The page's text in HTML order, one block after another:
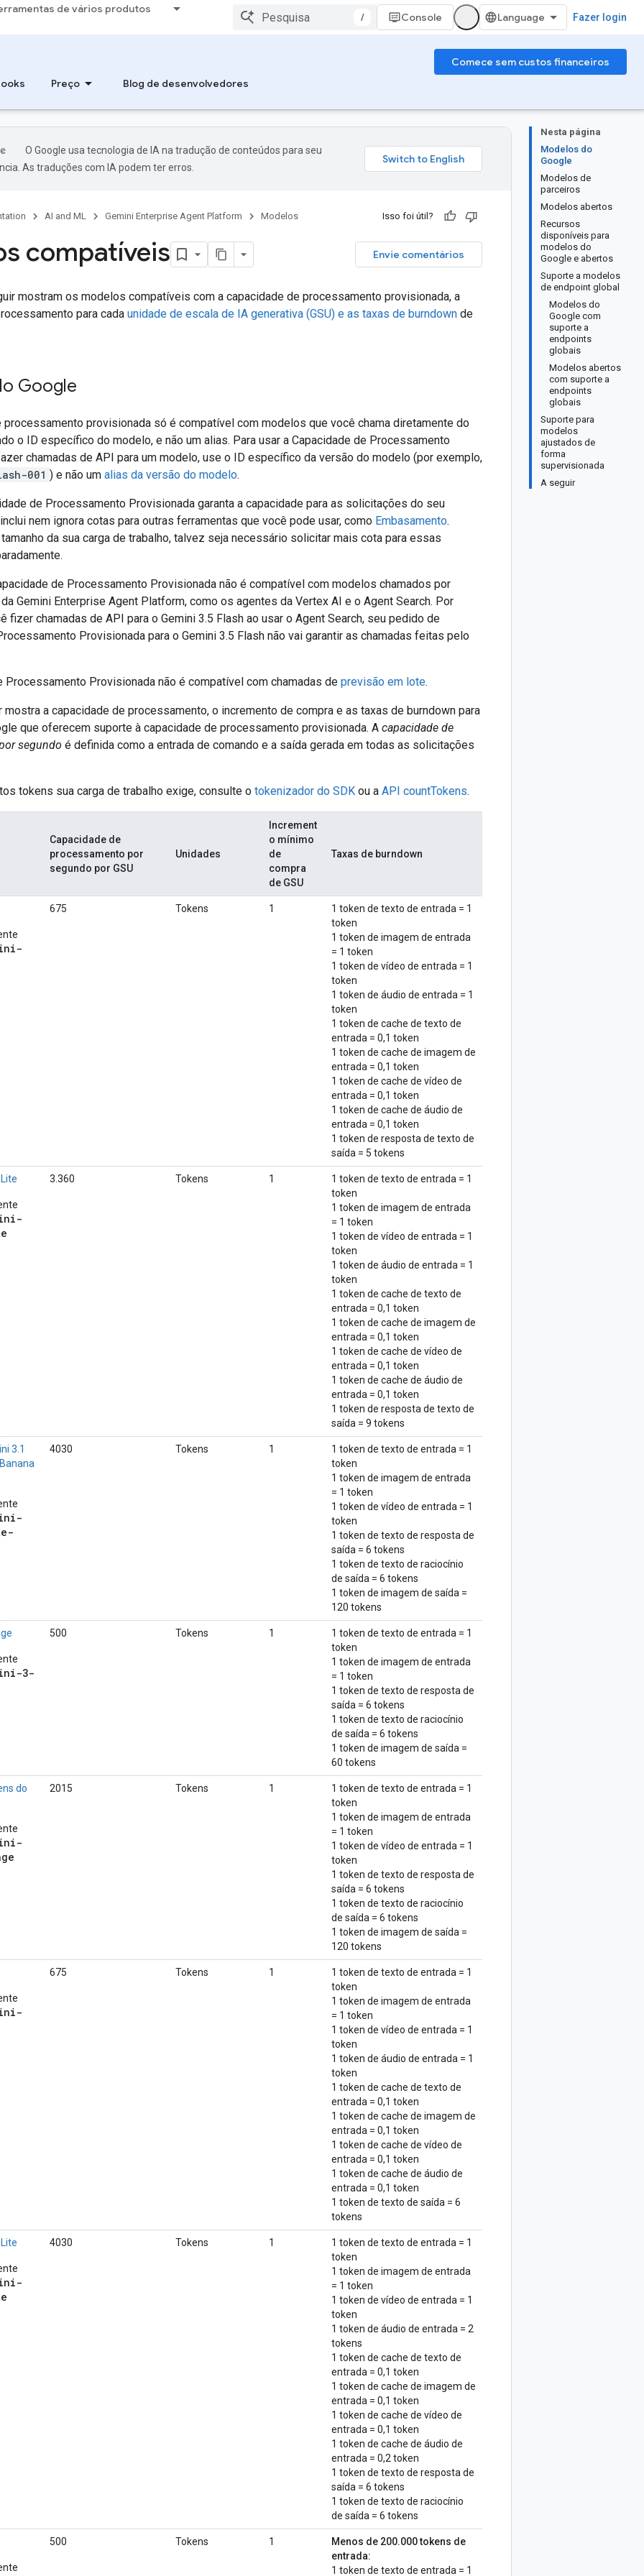
de vários produtos
/ Console Fazer login
Comece sem custos financeiros
Preço Blog de desenvolvedores
Nesta página
Modelos do
Google
Modelos de
parceiros
Modelos abertos
Recursos
disponíveis para
modelos do
Google e abertos
Suporte a modelos
de endpoint global
Modelos do
Google com
suporte a
endpoints
globais
Modelos abertos
com suporte a
endpoints
globais
Suporte para
modelos
ajustados de
forma
supervisionada
A seguir
O Google usa tecnologia de IA na tradução de conteúdos para seu
As traduções com IA podem ter erros.
AI and ML Gemini Enterprise Agent Platform Modelos Isso foi útil?
Envie comentários
compatíveis
mostram os modelos compatíveis com a capacidade de processamento provisionada, a
para cada unidade de escala de IA generativa (GSU) e as taxas de burndown de
Google
processamento provisionada só é compatível com modelos que você chama diretamente do
o ID específico do modelo, e não um alias. Para usar a Capacidade de Processamento
chamadas de API para um modelo, use o ID específico da versão do modelo (por exemplo,
001 ) e não um alias da versão do modelo.
de Processamento Provisionada garanta a capacidade para as solicitações do seu
nem ignora cotas para outras ferramentas que você pode usar, como Embasamento.
da sua carga de trabalho, talvez seja necessário solicitar mais cota para essas
de Processamento Provisionada não é compatível com modelos chamados por
Gemini Enterprise Agent Platform, como os agentes da Vertex AI e o Agent Search. Por
fizer chamadas de API para o Gemini 3.5 Flash ao usar o Agent Search, seu pedido de
Provisionada para o Gemini 3.5 Flash não vai garantir as chamadas feitas pelo
Processamento Provisionada não é compatível com chamadas de previsão em lote.
mostra a capacidade de processamento, o incremento de compra e as taxas de burndown para
que oferecem suporte à capacidade de processamento provisionada. A capacidade de
segundo é definida como a entrada de comando e a saída gerada em todas as solicitações
tokens sua carga de trabalho exige, consulte o tokenizador do SDK ou a API countTokens.
Capacidade de
processamento por
segundo por GSU
Unidades
Increment
o mínimo
de
compra
de GSU
Taxas de burndown
675 Tokens 1
1 token de texto de entrada = 1
token
1 token de imagem de entrada
= 1 token
1 token de vídeo de entrada = 1
token
1 token de áudio de entrada = 1
token
1 token de cache de texto de
entrada = 0,1 token
1 token de cache de imagem de
entrada = 0,1 token
1 token de cache de vídeo de
entrada = 0,1 token
1 token de cache de áudio de
entrada = 0,1 token
1 token de resposta de texto de
saída = 5 tokens
3.360 Tokens 1
1 token de texto de entrada = 1
token
1 token de imagem de entrada
= 1 token
1 token de vídeo de entrada = 1
token
1 token de áudio de entrada = 1
token
1 token de cache de texto de
entrada = 0,1 token
1 token de cache de imagem de
entrada = 0,1 token
1 token de cache de vídeo de
entrada = 0,1 token
1 token de cache de áudio de
entrada = 0,1 token
1 token de resposta de texto de
saída = 9 tokens
3.1
4030 Tokens 1
1 token de texto de entrada = 1
token
1 token de imagem de entrada
= 1 token
1 token de vídeo de entrada = 1
token
1 token de texto de resposta de
saída = 6 tokens
1 token de texto de raciocínio
de saída = 6 tokens
1 token de imagem de saída =
120 tokens
3-
500 Tokens 1
1 token de texto de entrada = 1
token
1 token de imagem de entrada
= 1 token
1 token de texto de resposta de
saída = 6 tokens
1 token de texto de raciocínio
de saída = 6 tokens
1 token de imagem de saída =
60 tokens
do 2015 Tokens 1
1 token de texto de entrada = 1
token
1 token de imagem de entrada
= 1 token
1 token de vídeo de entrada = 1
token
1 token de texto de resposta de
saída = 6 tokens
1 token de texto de raciocínio
de saída = 6 tokens
1 token de imagem de saída =
120 tokens
675 Tokens 1
1 token de texto de entrada = 1
token
1 token de imagem de entrada
= 1 token
1 token de vídeo de entrada = 1
token
1 token de áudio de entrada = 1
token
1 token de cache de texto de
entrada = 0,1 token
1 token de cache de imagem de
entrada = 0,1 token
1 token de cache de vídeo de
entrada = 0,1 token
1 token de cache de áudio de
entrada = 0,1 token
1 token de texto de saída = 6
tokens
4030 Tokens 1
1 token de texto de entrada = 1
token
1 token de imagem de entrada
= 1 token
1 token de vídeo de entrada = 1
token
1 token de áudio de entrada = 2
tokens
1 token de cache de texto de
entrada = 0,1 token
1 token de cache de imagem de
entrada = 0,1 token
1 token de cache de vídeo de
entrada = 0,1 token
1 token de cache de áudio de
entrada = 0,2 token
1 token de texto de resposta de
saída = 6 tokens
1 token de texto de raciocínio
de saída = 6 tokens
500 Tokens 1
Menos de 200.000 tokens de
entrada:
1 token de texto de entrada = 1